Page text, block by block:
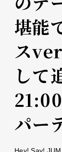
堪能
ス
して
パー